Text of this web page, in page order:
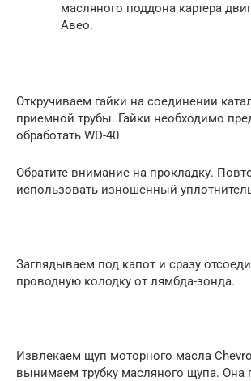
масляного поддона картера
Авео.
Откручиваем гайки на соединении
приемной трубы. Гайки необходимо
обработать WD-40
Обратите внимание на прокладку.
использовать изношенный
Заглядываем под капот и сразу
проводную колодку от лямбда-зонда.
Извлекаем щуп моторного масла
вынимаем трубку масляного щупа. Она